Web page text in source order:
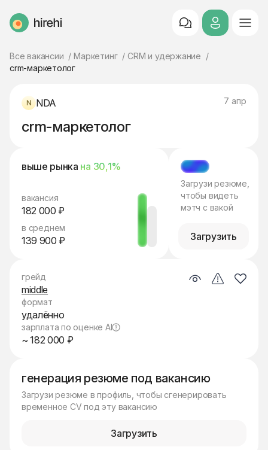
HireHi
Все вакансии Маркетинг
CRM и удержание
crm-маркетолог
NDA 7 апр
crm-маркетолог
выше рынка на 30,1%
вакансия
182 000 ₽
в среднем
139 900 ₽
МЭТЧ
Загрузи резюме,
чтобы видеть
мэтч с вакой
Загрузить
генерация резюме под вакансию
Загрузи резюме в профиль, чтобы сгенерировать
временное CV под эту вакансию
Загрузить
грейд
middle
формат
удалённо
зарплата по оценке AI
~ 182 000 ₽